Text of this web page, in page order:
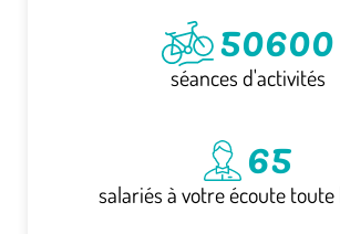
50600
séances d'activités
65
salariés à votre écoute toute